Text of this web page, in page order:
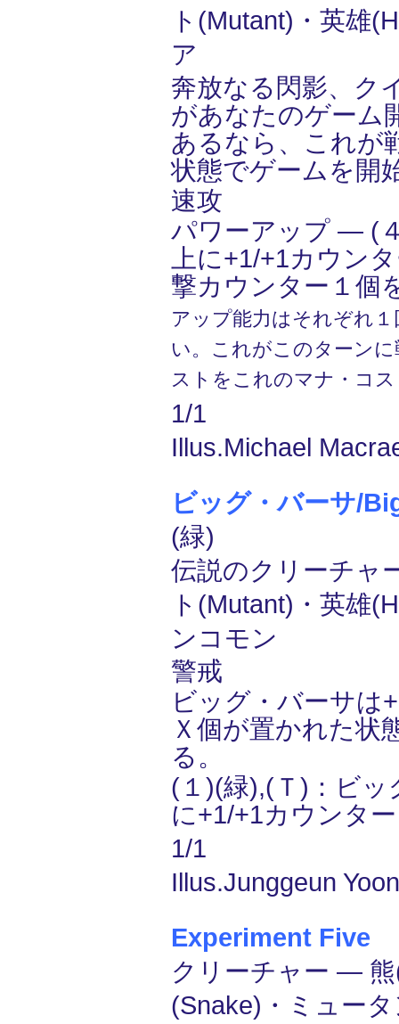
ト(Mutant)・英雄
ア
奔放なる閃影、ク
があなたのゲーム
あるなら、これが
状態でゲームを開
速攻
パワーアップ ― (
上に+1/+1カウン
撃カウンター１個
アップ能力はそれぞれ
い。これがこのターン
ストをこれのマナ・コ
1/1
Illus.Michael
ビッグ・バーサ/
(緑)
伝説のクリーチャ
ト(Mutant)・英雄
ンコモン
警戒
ビッグ・バーサは
Ｘ個が置かれた状
る。
(１)(緑),(Ｔ)：ビッ
に+1/+1カウンタ
1/1
Illus.Junggeun
Experiment Five
クリーチャー ―
(Snake)・ミュー